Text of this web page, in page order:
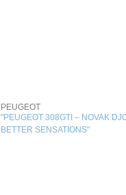
PEUGEOT
"PEUGEOT 308GTI – NOVAK
BETTER SENSATIONS"